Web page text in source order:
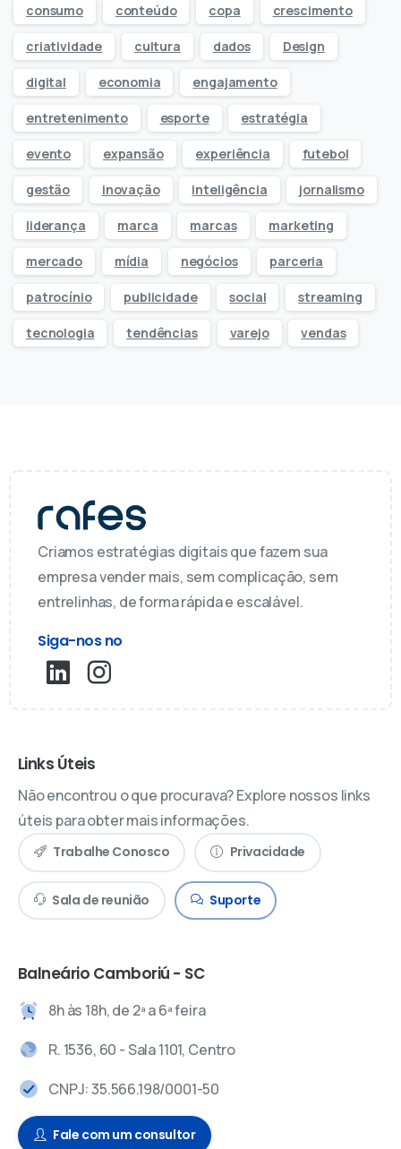
consumo conteúdo copa crescimento
criatividade cultura dados Design
digital economia engajamento
entretenimento esporte estratégia
evento expansão experiência futebol
gestão inovação inteligência jornalismo
liderança marca marcas marketing
mercado mídia negócios parceria
patrocínio publicidade social streaming
tecnologia tendências varejo vendas
Criamos estratégias digitais que fazem sua
empresa vender mais, sem complicação, sem
entrelinhas, de forma rápida e escalável.
Siga-nos no
Links Úteis
Não encontrou o que procurava? Explore nossos links
úteis para obter mais informações.
Trabalhe Conosco Privacidade
Sala de reunião Suporte
Balneário Camboriú - SC
8h às 18h, de 2ª a 6ª feira
R. 1536, 60 - Sala 1101, Centro
CNPJ: 35.566.198/0001-50
Fale com um consultor